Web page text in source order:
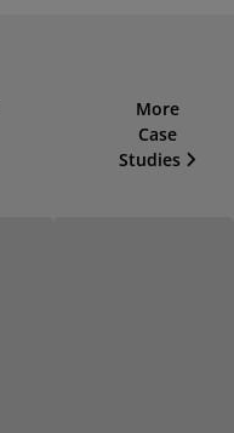
More
Case
Studies